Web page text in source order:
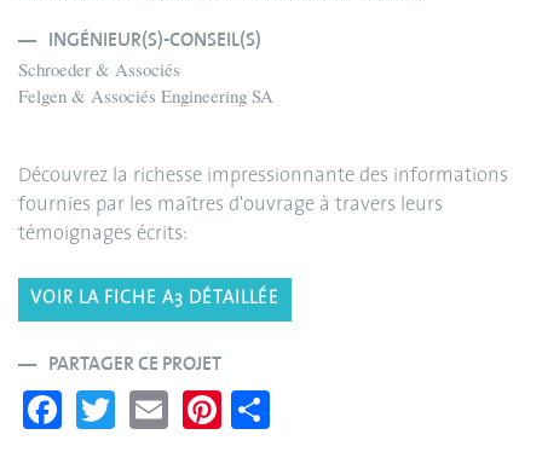
INGÉNIEUR(S)-CONSEIL(S)
Schroeder & Associés
Felgen & Associés Engineering SA
Découvrez la richesse impressionnante des informations
fournies par les maîtres d'ouvrage à travers leurs
témoignages écrits:
VOIR LA FICHE A3 DÉTAILLÉE
PARTAGER CE PROJET
Fa
ce
T
wi
E
m
Pi
nt